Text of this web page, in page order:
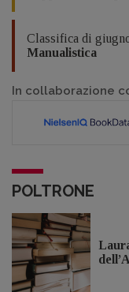
Classifica di
Manualistica
In collaborazione
POLTRONE